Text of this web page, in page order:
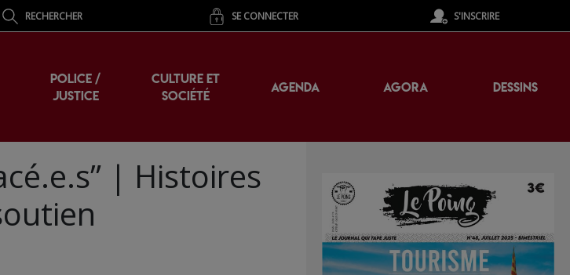
RECHERCHER SE CONNECTER S'INSCRIRE
POLICE /
JUSTICE
CULTURE ET
SOCIÉTÉ
AGENDA AGORA DESSINS
| Histoires